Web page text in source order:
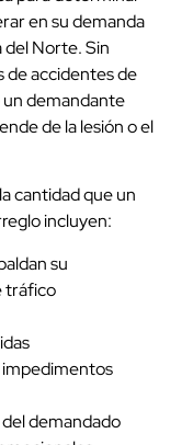
en su demanda
del Norte. Sin
de accidentes de
un demandante
de la lesión o el
cantidad que un
incluyen:
su
tráfico
demandado